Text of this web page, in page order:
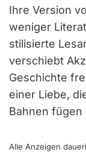
Ihre Version
weniger
stilisierte
verschiebt
Geschichte
einer Liebe,
Bahnen fügen
Alle Anzeigen